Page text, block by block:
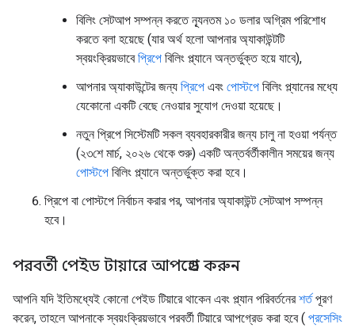
বিলিং সেটআপ সম্পন্ন করতে ন্যূনতম ১০ ডলার অগ্রিম পরিশোধ
করতে বলা হয়েছে (যার অর্থ হলো আপনার অ্যাকাউন্টটি
স্বয়ংক্রিয়ভাবেপ্রিপে বিলিং প্ল্যানে অন্তর্ভুক্ত হয়ে যাবে),
আপনার অ্যাকাউন্টের জন্য প্রিপে এবং পোস্টপে বিলিং প্ল্যানের মধ্যে
যেকোনো একটি বেছে নেওয়ার সুযোগ দেওয়া হয়েছে।
নতুন প্রিপে সিস্টেমটি সকল ব্যবহারকারীর জন্য চালু না হওয়া পর্যন্ত
(২৩শে মার্চ, ২০২৬ থেকে শুরু) একটি অন্তর্বর্তীকালীন সময়ের জন্য
পোস্টপে বিলিং প্ল্যানে অন্তর্ভুক্ত করা হবে।
প্রিপে বা পোস্টপে নির্বাচন করার পর, আপনার অ্যাকাউন্ট সেটআপ সম্পন্ন
হবে।
পরবর্তী পেইড টায়ারে আপগ্রেড করুন
আপনি যদি ইতিমধ্যেই কোনো পেইড টিয়ারে থাকেন এবং প্ল্যান পরিবর্তনেরশর্তপূরণ
করেন, তাহলে আপনাকে স্বয়ংক্রিয়ভাবে পরবর্তী টিয়ারে আপগ্রেড করা হবে ( প্রসেসিং